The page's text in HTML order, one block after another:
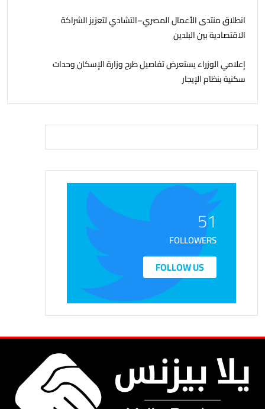
انطلاق منتدى الأعمال المصري–التشادي لتعزيز الشراكة
الاقتصادية بين البلدين
إعلامي الوزراء يستعرض تفاصيل طرح وزارة الإسكان وحدات
سكنية بنظام الإيجار
51
FOLLOWERS
FOLLOW US